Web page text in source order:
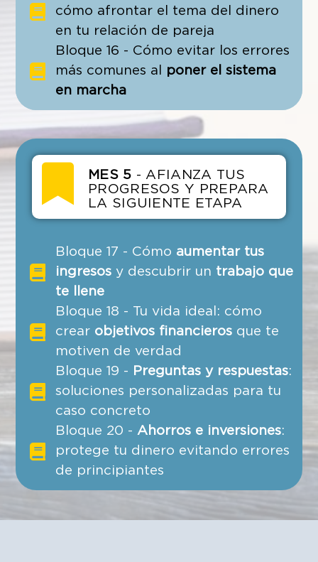
cómo afrontar el tema del dinero
en tu relación de pareja
Bloque 16 - Cómo evitar los errores
más comunes al
poner el sistema
en marcha
MES 5 - AFIANZA TUS
PROGRESOS Y PREPARA
LA SIGUIENTE ETAPA
Bloque 17 - Cómo aumentar tus
ingresos y descubrir un trabajo que
te llene
Bloque 18 - Tu vida ideal: cómo
crear objetivos financieros que te
motiven de verdad
Bloque 19 -
Preguntas y respuestas:
soluciones personalizadas para tu
caso concreto
Bloque 20 -Ahorros e inversiones:
protege tu dinero evitando errores
de principiantes